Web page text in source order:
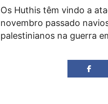
Os Huthis têm vindo a
novembro passado
palestinianos na guerra